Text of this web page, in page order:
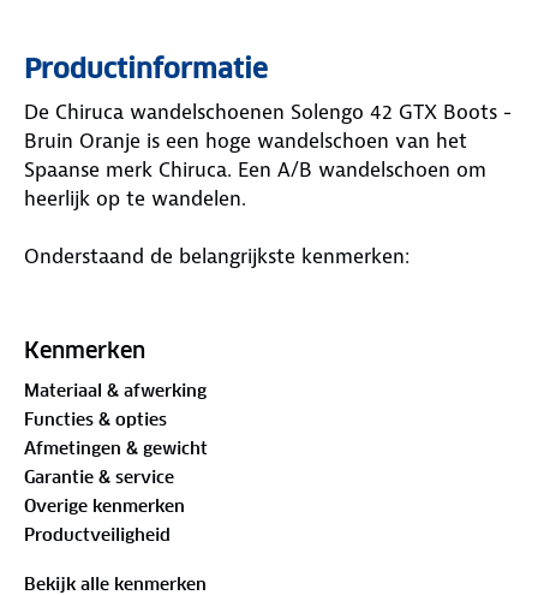
Productinformatie
De Chiruca wandelschoenen Solengo 42 GTX Boots -
Bruin Oranje is een hoge wandelschoen van het
Spaanse merk Chiruca. Een A/B wandelschoen om
heerlijk op te wandelen.
Onderstaand de belangrijkste kenmerken:
Tong en kraag van de schoen in nerfleder
Versterkte neus
Veter sluiting
Gore-Tex Insulated Comfort-voering, naast
waterdicht ook 360 graden ademend vermogen
Xtra HI-Vis (hoge zichtbaarheid)
Hoge wandelschoen
Tussenzool van polyurethaan
Kenmerken
Materiaal & afwerking
Functies & opties
Afmetingen & gewicht
Garantie & service
Overige kenmerken
Productveiligheid
Bekijk alle kenmerken